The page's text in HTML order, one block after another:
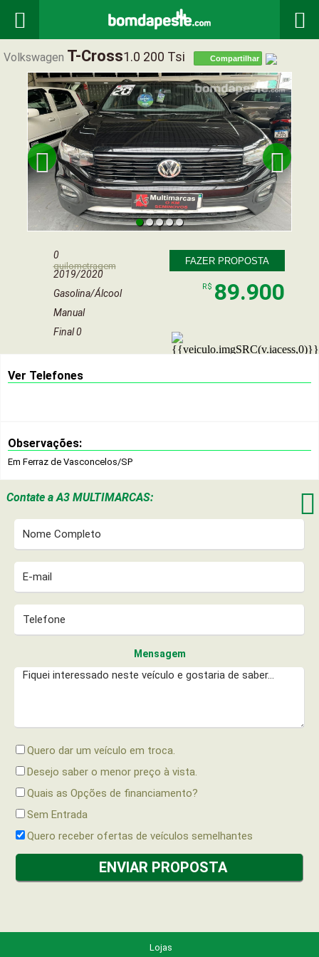
 
Volkswagen T-Cross1.0 200 Tsi Compartilhar
 
0
quilometragem
2019/2020
Gasolina/Álcool
Manual
Final 0
FAZER PROPOSTA
R$ 89.900
Ver Telefones
Observações:
Em Ferraz de Vasconcelos/SP
Contate aA3 MULTIMARCAS: 
Mensagem
Quero dar um veículo em troca.
Desejo saber o menor preço à vista.
Quais as Opções de financiamento?
Sem Entrada
Quero receber ofertas de veículos semelhantes
Lojas